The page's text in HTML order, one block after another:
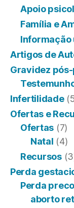
Apoio
Família e
Informação
Artigos de
Gravidez
Infertilidade
Ofertas e
Ofertas (7)
Natal (4)
Recursos
Perda
Perda
aborto